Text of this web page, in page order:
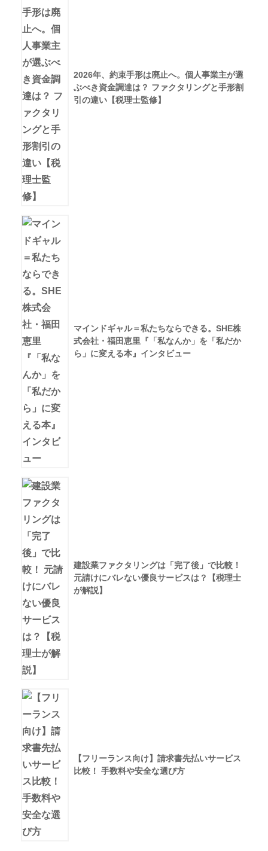
2026年、約束手形は廃止へ。個人事業主が選
ぶべき資金調達は？ ファクタリングと手形割
引の違い【税理士監修】
マインドギャル＝私たちならできる。SHE株
式会社・福田恵里『「私なんか」を「私だか
ら」に変える本』インタビュー
建設業ファクタリングは「完了後」で比較！
元請けにバレない優良サービスは？【税理士
が解説】
【フリーランス向け】請求書先払いサービス
比較！ 手数料や安全な選び方